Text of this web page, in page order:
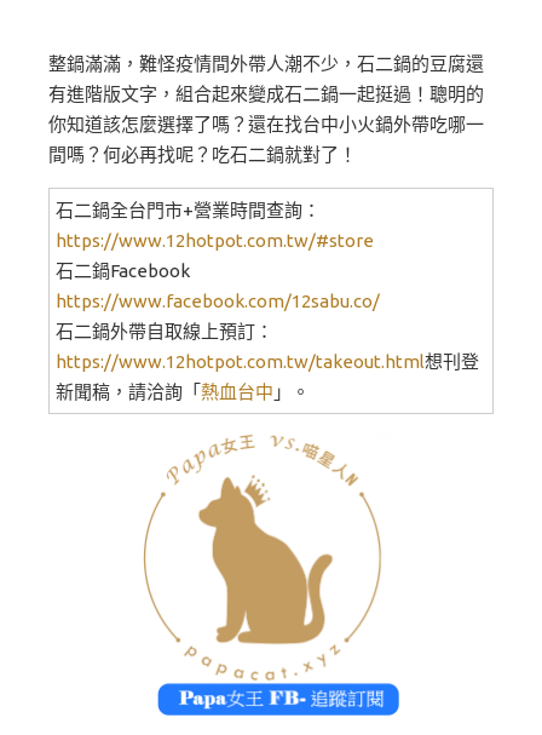
整鍋滿滿，難怪疫情間外帶人潮不少，石二鍋的豆腐還
有進階版文字，組合起來變成石二鍋一起挺過！聰明的
你知道該怎麼選擇了嗎？還在找台中小火鍋外帶吃哪一
間嗎？何必再找呢？吃石二鍋就對了！
石二鍋全台門市+營業時間查詢：
https://www.12hotpot.com.tw/#store
石二鍋Facebook
https://www.facebook.com/12sabu.co/
石二鍋外帶自取線上預訂：
https://www.12hotpot.com.tw/takeout.html想刊登
新聞稿，請洽詢「 熱血台中 」。